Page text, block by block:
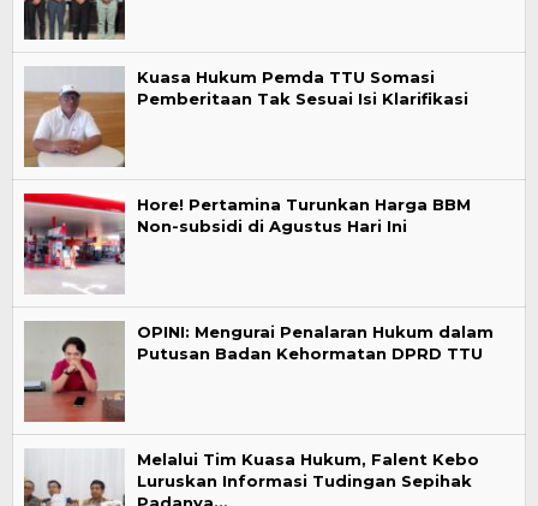
Kuasa Hukum Pemda TTU Somasi
Pemberitaan Tak Sesuai Isi Klarifikasi
Hore! Pertamina Turunkan Harga BBM
Non-subsidi di Agustus Hari Ini
OPINI: Mengurai Penalaran Hukum dalam
Putusan Badan Kehormatan DPRD TTU
Melalui Tim Kuasa Hukum, Falent Kebo
Luruskan Informasi Tudingan Sepihak
Padanya…